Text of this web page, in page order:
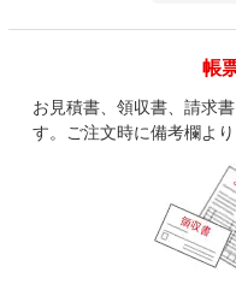
帳
お見積書、領収書、請求
す。ご注文時に備考欄より